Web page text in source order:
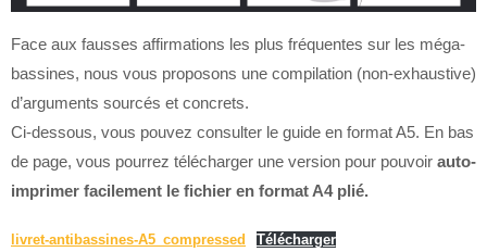
Face aux fausses affirmations les plus fréquentes sur les méga-
bassines, nous vous proposons une compilation (non-exhaustive)
d’arguments sourcés et concrets.
Ci-dessous, vous pouvez consulter le guide en format A5. En bas
de page, vous pourrez télécharger une version pour pouvoir auto-
imprimer facilement le fichier en format A4 plié.
livret-antibassines-A5_compressed Télécharger